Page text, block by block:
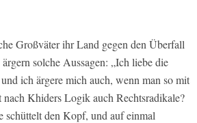
Großväter ihr Land gegen den Überfall
solche Aussagen: „Ich liebe die
ich ärgere mich auch, wenn man so mit
Khiders Logik auch Rechtsradikale?
schüttelt den Kopf, und auf einmal